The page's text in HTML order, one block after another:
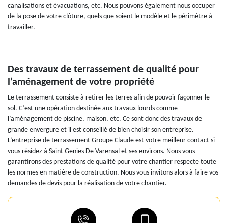
canalisations et évacuations, etc. Nous pouvons également nous occuper
de la pose de votre clôture, quels que soient le modèle et le périmètre à
travailler.
Des travaux de terrassement de qualité pour
l’aménagement de votre propriété
Le terrassement consiste à retirer les terres afin de pouvoir façonner le
sol. C’est une opération destinée aux travaux lourds comme
l’aménagement de piscine, maison, etc. Ce sont donc des travaux de
grande envergure et il est conseillé de bien choisir son entreprise.
L’entreprise de terrassement Groupe Claude est votre meilleur contact si
vous résidez à Saint Genies De Varensal et ses environs. Nous vous
garantirons des prestations de qualité pour votre chantier respecte toute
les normes en matière de construction. Nous vous invitons alors à faire vos
demandes de devis pour la réalisation de votre chantier.